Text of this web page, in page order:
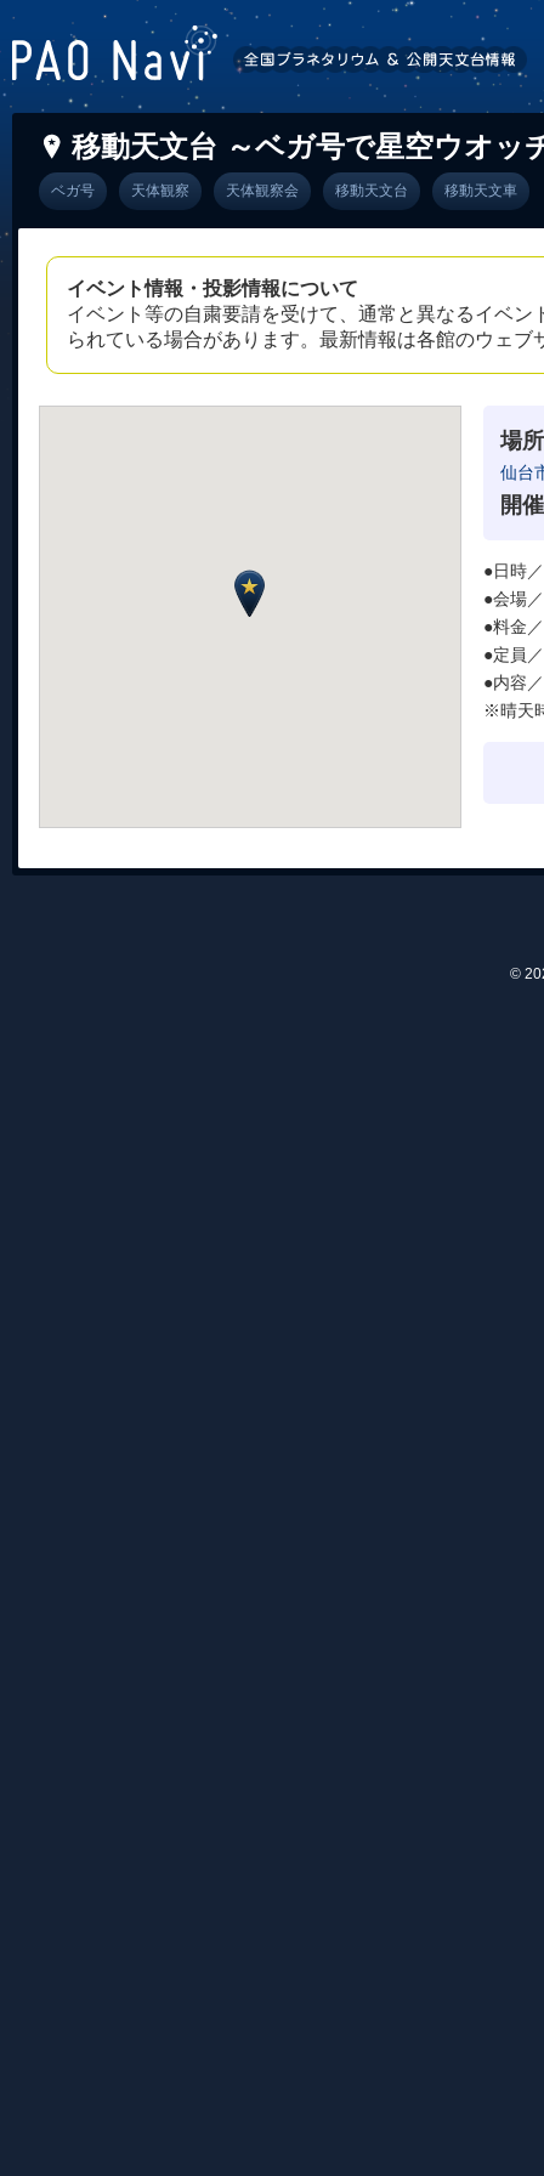
移動天文台 ～ベガ号で星空ウオッ
ベガ号 天体観察 天体観察会 移動天文台 移動天文車
イベント情報・投影情報について
イベント等の自粛要請を受けて、通常と異なるイベ
られている場合があります。最新情報は各館のウェ
場所
仙台
開
●日時
●会場
●料金
●定員
●内容
※晴天
©